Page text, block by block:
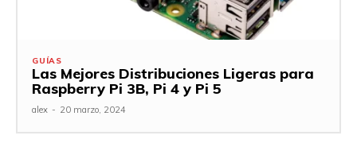
GUÍAS
Las Mejores Distribuciones Ligeras para
Raspberry Pi 3B, Pi 4 y Pi 5
alex - 20 marzo, 2024